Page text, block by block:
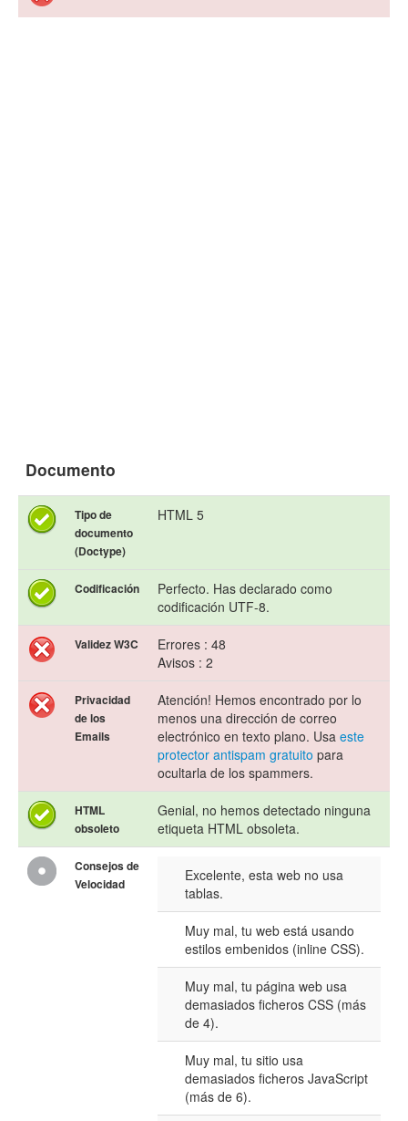
Documento
Tipo de
documento
(Doctype)
HTML 5
Codificación
Perfecto. Has declarado como
codificación UTF-8.
Validez W3C
Errores : 48
Avisos : 2
Privacidad
de los
Emails
Atención! Hemos encontrado por lo
menos una dirección de correo
electrónico en texto plano. Usa este
protector antispam gratuito para
ocultarla de los spammers.
HTML
obsoleto
Genial, no hemos detectado ninguna
etiqueta HTML obsoleta.
Consejos de
Velocidad
Excelente, esta web no usa
tablas.
Muy mal, tu web está usando
estilos embenidos (inline CSS).
Muy mal, tu página web usa
demasiados ficheros CSS (más
de 4).
Muy mal, tu sitio usa
demasiados ficheros JavaScript
(más de 6).